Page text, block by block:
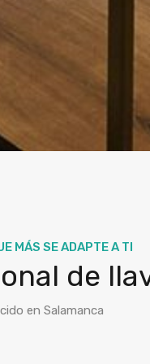
MÁS SE ADAPTE A TI
de
en Salamanca